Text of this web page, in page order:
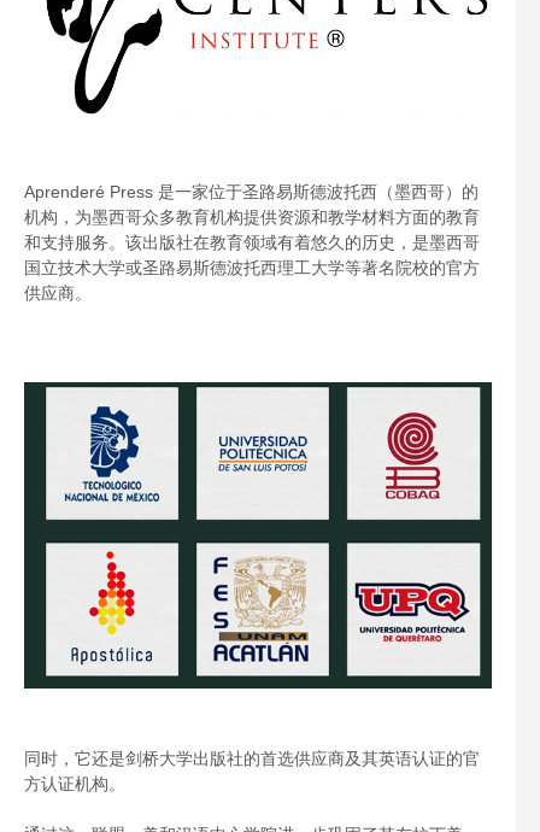
Aprenderé Press 是一家位于圣路易斯德波托西（墨西哥）的
机构，为墨西哥众多教育机构提供资源和教学材料方面的教育
和支持服务。该出版社在教育领域有着悠久的历史，是墨西哥
国立技术大学或圣路易斯德波托西理工大学等著名院校的官方
供应商。
同时，它还是剑桥大学出版社的首选供应商及其英语认证的官
方认证机构。